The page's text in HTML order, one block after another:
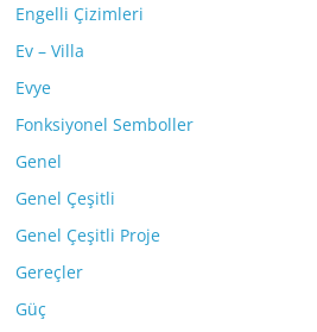
Engelli Çizimleri
Ev – Villa
Evye
Fonksiyonel Semboller
Genel
Genel Çeşitli
Genel Çeşitli Proje
Gereçler
Güç